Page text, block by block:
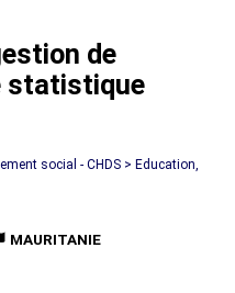
de
statistique
social - CHDS > Education,
MAURITANIE